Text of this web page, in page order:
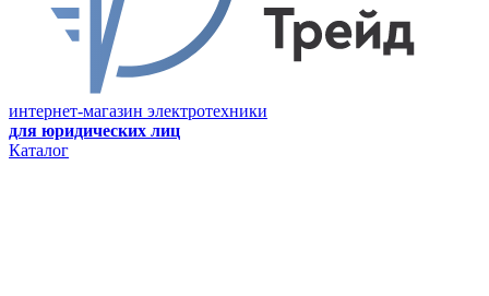
интернет-магазин электротехники
для юридических лиц
Каталог